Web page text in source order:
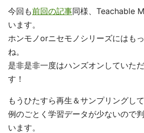
今回も前回の記事同様、Teachable
います。
ホンモノorニセモノシリーズにはも
ね。
是非是非一度はハンズオンしていた
す！
もうひたすら再生＆サンプリングして
例のごとく学習データが少ないので
います。